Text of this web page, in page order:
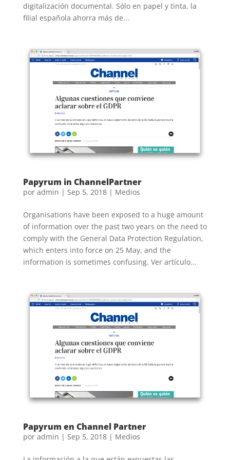
digitalización documental. Sólo en papel y tinta, la
filial española ahorra más de...
Papyrum in ChannelPartner
por admin | Sep 5, 2018| Medios
Organisations have been exposed to a huge amount
of information over the past two years on the need to
comply with the General Data Protection Regulation,
which enters into force on 25 May, and the
information is sometimes confusing. Ver artículo...
Papyrum en Channel Partner
por admin | Sep 5, 2018| Medios